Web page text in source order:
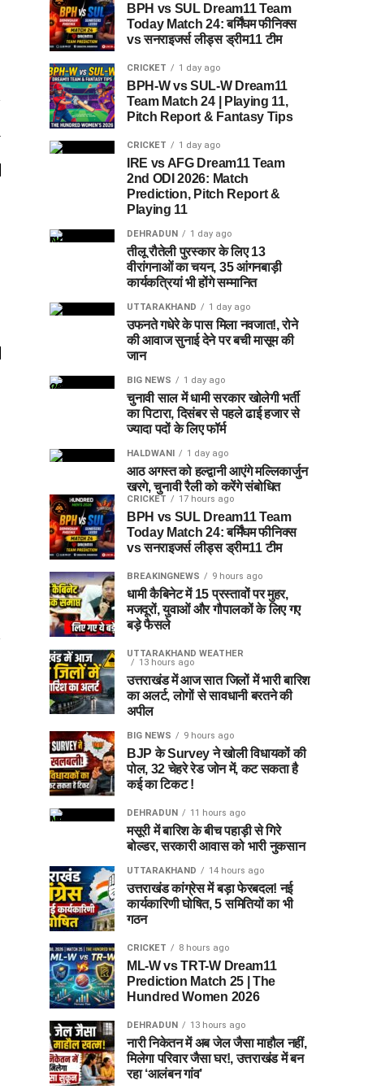
BPH vs SUL Dream11 Team
Today Match 24: बर्मिंघम फीनिक्स
vs सनराइजर्स लीड्स ड्रीम11 टीम
CRICKET 1 day ago
BPH-W vs SUL-W Dream11
Team Match 24 | Playing 11,
Pitch Report & Fantasy Tips
CRICKET 1 day ago
IRE vs AFG Dream11 Team
2nd ODI 2026: Match
Prediction, Pitch Report &
Playing 11
DEHRADUN 1 day ago
तीलू रौतेली पुरस्कार के लिए 13
वीरांगनाओं का चयन, 35 आंगनबाड़ी
कार्यकत्रियां भी होंगे सम्मानित
UTTARAKHAND 1 day ago
उफनते गधेरे के पास मिला नवजात!, रोने
की आवाज सुनाई देने पर बची मासूम की
जान
BIG NEWS 1 day ago
चुनावी साल में धामी सरकार खोलेगी भर्ती
का पिटारा, दिसंबर से पहले ढाई हजार से
ज्यादा पदों के लिए फॉर्म
HALDWANI 1 day ago
आठ अगस्त को हल्द्वानी आएंगे मल्लिकार्जुन
खरगे, चुनावी रैली को करेंगे संबोधित
CRICKET 17 hours ago
BPH vs SUL Dream11 Team
Today Match 24: बर्मिंघम फीनिक्स
vs सनराइजर्स लीड्स ड्रीम11 टीम
BREAKINGNEWS 9 hours ago
धामी कैबिनेट में 15 प्रस्तावों पर मुहर,
मजदूरों, युवाओं और गौपालकों के लिए गए
बड़े फैसले
UTTARAKHAND WEATHER
13 hours ago
उत्तराखंड में आज सात जिलों में भारी बारिश
का अलर्ट, लोगों से सावधानी बरतने की
अपील
BIG NEWS 9 hours ago
BJP के Survey ने खोली विधायकों की
पोल, 32 चेहरे रेड जोन में, कट सकता है
कई का टिकट !
DEHRADUN 11 hours ago
मसूरी में बारिश के बीच पहाड़ी से गिरे
बोल्डर, सरकारी आवास को भारी नुकसान
UTTARAKHAND 14 hours ago
उत्तराखंड कांग्रेस में बड़ा फेरबदल! नई
कार्यकारिणी घोषित, 5 समितियों का भी
गठन
CRICKET 8 hours ago
ML-W vs TRT-W Dream11
Prediction Match 25 | The
Hundred Women 2026
DEHRADUN 13 hours ago
नारी निकेतन में अब जेल जैसा माहौल नहीं,
मिलेगा परिवार जैसा घर!, उत्तराखंड में बन
रहा ‘आलंबन गांव’